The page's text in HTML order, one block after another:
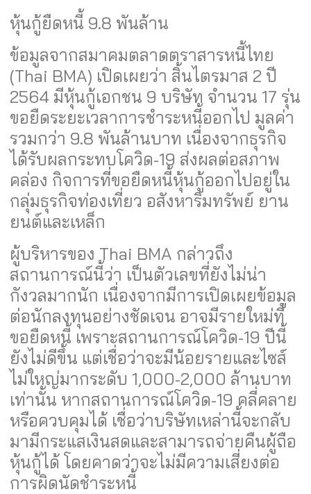
หุ้นกู้ยืดหนี้ 9.8 พันล้าน
ข้อมูลจากสมาคมตลาดตราสารหนี้ไทย
(Thai BMA) เปิดเผยว่า สิ้นไตรมาส 2 ปี
2564 มีหุ้นกู้เอกชน 9 บริษัท จำนวน 17 รุ่น
ขอยืดระยะเวลาการชำระหนี้ออกไป มูลค่า
รวมกว่า 9.8 พันล้านบาท เนื่องจากธุรกิจ
ได้รับผลกระทบโควิด-19 ส่งผลต่อสภาพ
คล่อง กิจการที่ขอยืดหนี้หุ้นกู้ออกไปอยู่ใน
กลุ่มธุรกิจท่องเที่ยว อสังหาริมทรัพย์ ยาน
ยนต์และเหล็ก
ผู้บริหารของ Thai BMA กล่าวถึง
สถานการณ์นี้ว่า เป็นตัวเลขที่ยังไม่น่า
กังวลมากนัก เนื่องจากมีการเปิดเผยข้อมูล
ต่อนักลงทุนอย่างชัดเจน อาจมีรายใหม่ที่
ขอยืดหนี้ เพราะสถานการณ์โควิด-19 ปีนี้
ยังไม่ดีขึ้น แต่เชื่อว่าจะมีน้อยรายและไซส์
ไม่ใหญ่มากระดับ 1,000-2,000 ล้านบาท
เท่านั้น หากสถานการณ์โควิด-19 คลี่คลาย
หรือควบคุมได้ เชื่อว่าบริษัทเหล่านี้จะกลับ
มามีกระแสเงินสดและสามารถจ่ายคืนผู้ถือ
หุ้นกู้ได้ โดยคาดว่าจะไม่มีความเสี่ยงต่อ
การผิดนัดชำระหนี้